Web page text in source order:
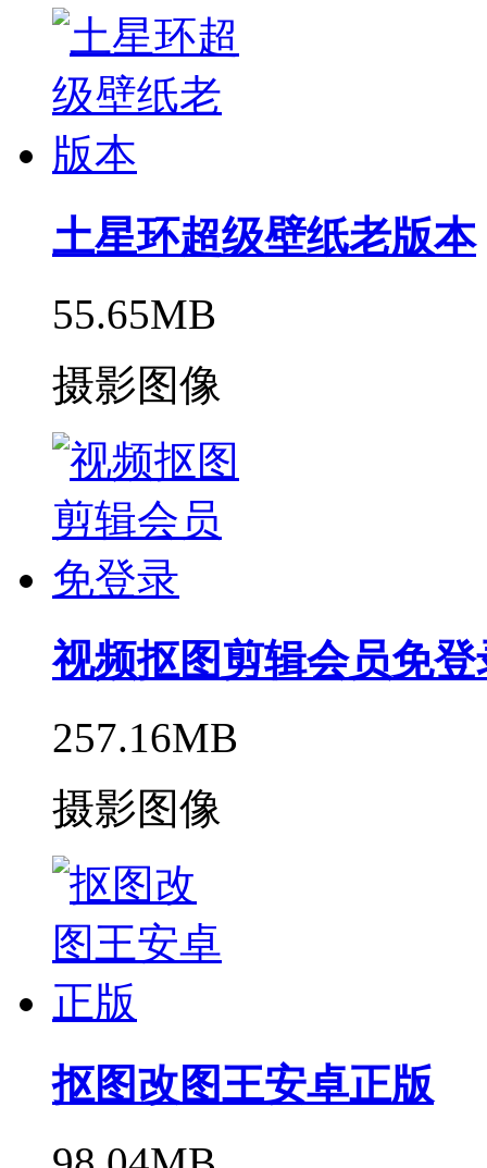
土星环超级壁纸老版本
55.65MB
摄影图像
视频抠图剪辑会员免登
257.16MB
摄影图像
抠图改图王安卓正版